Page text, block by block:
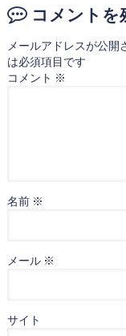
コメントを
メールアドレスが公開
は必須項目です
コメント ※
名前 ※
メール ※
サイト